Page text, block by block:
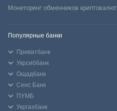
Мониторинг обменников криптовалют
Популярные банки
Приватбанк
Укрсиббанк
Ощадбанк
Сенс Банк
ПУМБ
Укргазбанк